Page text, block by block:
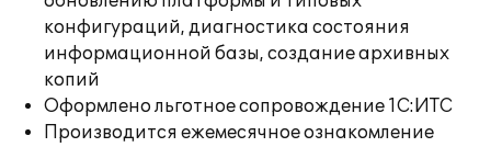
конфигураций, диагностика состояния
информационной базы, создание архивных
копий
Оформлено льготное сопровождение 1С:ИТС
Производится ежемесячное ознакомление